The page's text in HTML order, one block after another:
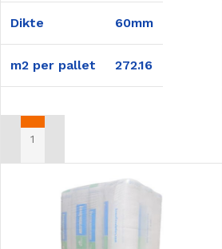
Dikte 60mm
m2 per pallet 272.16
TOEVOEGEN AAN WINKELWAGEN